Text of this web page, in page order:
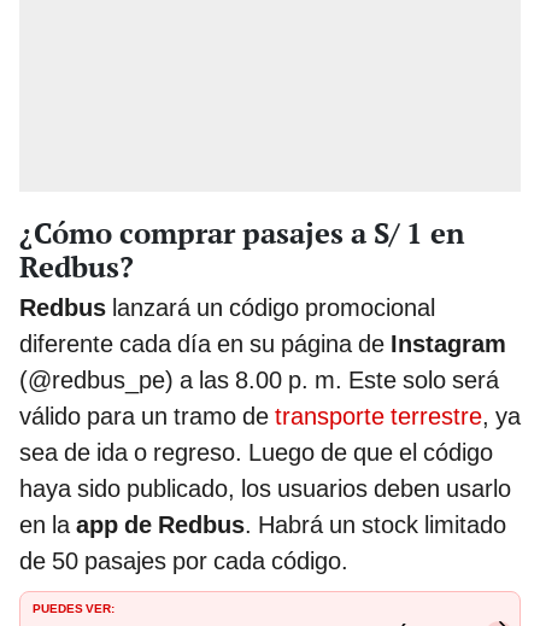
¿Cómo comprar pasajes a S/ 1 en
Redbus?
Redbus lanzará un código promocional
diferente cada día en su página de Instagram
(@redbus_pe) a las 8.00 p. m. Este solo será
válido para un tramo de transporte terrestre, ya
sea de ida o regreso. Luego de que el código
haya sido publicado, los usuarios deben usarlo
en laapp de Redbus. Habrá un stock limitado
de 50 pasajes por cada código.
PUEDES VER: